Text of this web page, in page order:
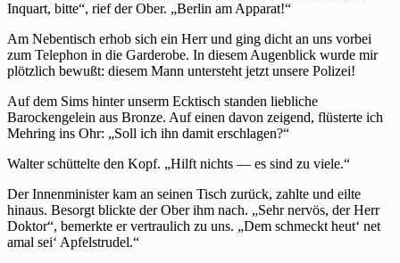
Inquart, bitte“, rief der Ober. „Berlin am Apparat!“
Am Nebentisch erhob sich ein Herr und ging dicht an uns vorbei
zum Telephon in die Garderobe. In diesem Augenblick wurde mir
plötzlich bewußt: diesem Mann untersteht jetzt unsere Polizei!
Auf dem Sims hinter unserm Ecktisch standen liebliche
Barockengelein aus Bronze. Auf einen davon zeigend, flüsterte ich
Mehring ins Ohr: „Soll ich ihn damit erschlagen?“
Walter schüttelte den Kopf. „Hilft nichts — es sind zu viele.“
Der Innenminister kam an seinen Tisch zurück, zahlte und eilte
hinaus. Besorgt blickte der Ober ihm nach. „Sehr nervös, der Herr
Doktor“, bemerkte er vertraulich zu uns. „Dem schmeckt heut‘ net
amal sei‘ Apfelstrudel.“